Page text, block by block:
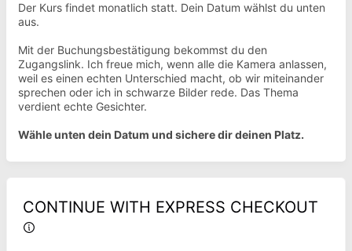
Der Kurs findet monatlich statt. Dein Datum wählst du unten
aus.
Mit der Buchungsbestätigung bekommst du den
Zugangslink. Ich freue mich, wenn alle die Kamera anlassen,
weil es einen echten Unterschied macht, ob wir miteinander
sprechen oder ich in schwarze Bilder rede. Das Thema
verdient echte Gesichter.
Wähle unten dein Datum und sichere dir deinen Platz.
CONTINUE WITH EXPRESS CHECKOUT